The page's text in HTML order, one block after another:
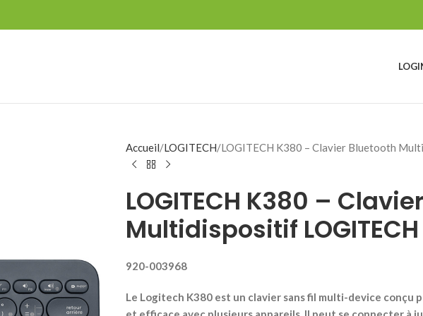
Accueil LOGITECH LOGITECH K380 – Clavier Bluetooth
LOGITECH K380 –
Multidispositif LOGITECH
920-003968
Le Logitech K380 est un clavier sans fil multi-device conçu